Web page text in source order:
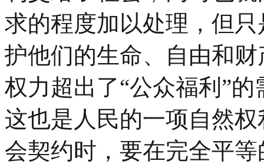
求的程度加以处理，但
护他们的生命、自由和
权力超出了“公众福利”
这也是人民的一项自然
会契约时，要在完全平